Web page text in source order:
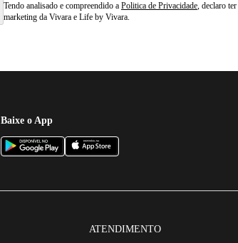
Tendo analisado e compreendido a Politica de Privacidade, declaro
marketing da Vivara e Life by Vivara.
Baixe o App
ATENDIMENTO